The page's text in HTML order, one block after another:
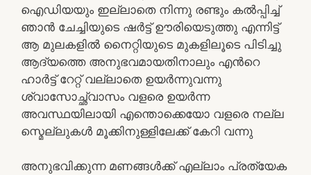
ഐഡിയയും ഇല്ലാതെ നിന്നു രണ്ടും കൽപ്പിച്ച്
ഞാൻ ചേച്ചിയുടെ ഷർട്ട് ഊരിയെടുത്തു എന്നിട്ട്
ആ മുലകളിൽ നൈറ്റിയുടെ മുകളിലൂടെ പിടിച്ചു
ആദ്യത്തെ അനുഭവമായതിനാലും എൻറെ
ഹാർട്ട് റേറ്റ് വല്ലാതെ ഉയർന്നുവന്നു
ശ്വാസോച്ഛ്വാസം വളരെ ഉയർന്ന
അവസ്ഥയിലായി എന്തൊക്കെയോ വളരെ നല്ല
സ്മെല്ലുകൾ മൂക്കിനുള്ളിലേക്ക് കേറി വന്നു
അനുഭവിക്കുന്ന മണങ്ങൾക്ക് എല്ലാം പ്രത്യേക